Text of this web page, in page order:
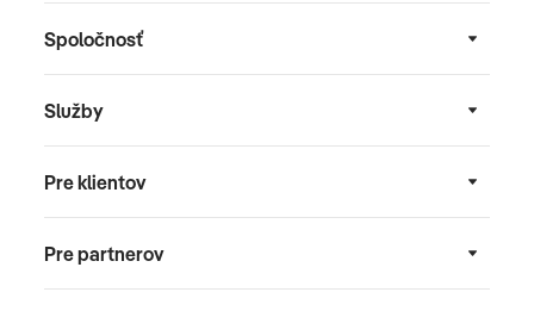
Spoločnosť
Služby
Pre klientov
Pre partnerov